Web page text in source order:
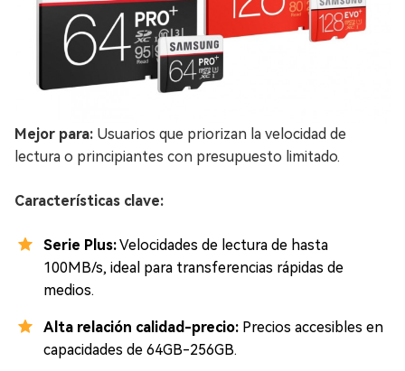
Mejor para: Usuarios que priorizan la velocidad de
lectura o principiantes con presupuesto limitado.
Características clave:
Serie Plus:Velocidades de lectura de hasta
100MB/s, ideal para transferencias rápidas de
medios.
Alta relación calidad-precio: Precios accesibles en
capacidades de 64GB-256GB.